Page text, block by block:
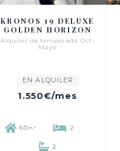
KRONOS 19 DELUXE
GOLDEN HORIZON
Alquiler de temporada Oct-
Mayo
EN ALQUILER
1.550€/mes
60 m² 2
2